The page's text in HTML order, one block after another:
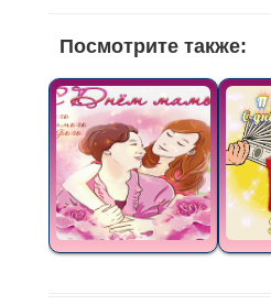
Посмотрите также: